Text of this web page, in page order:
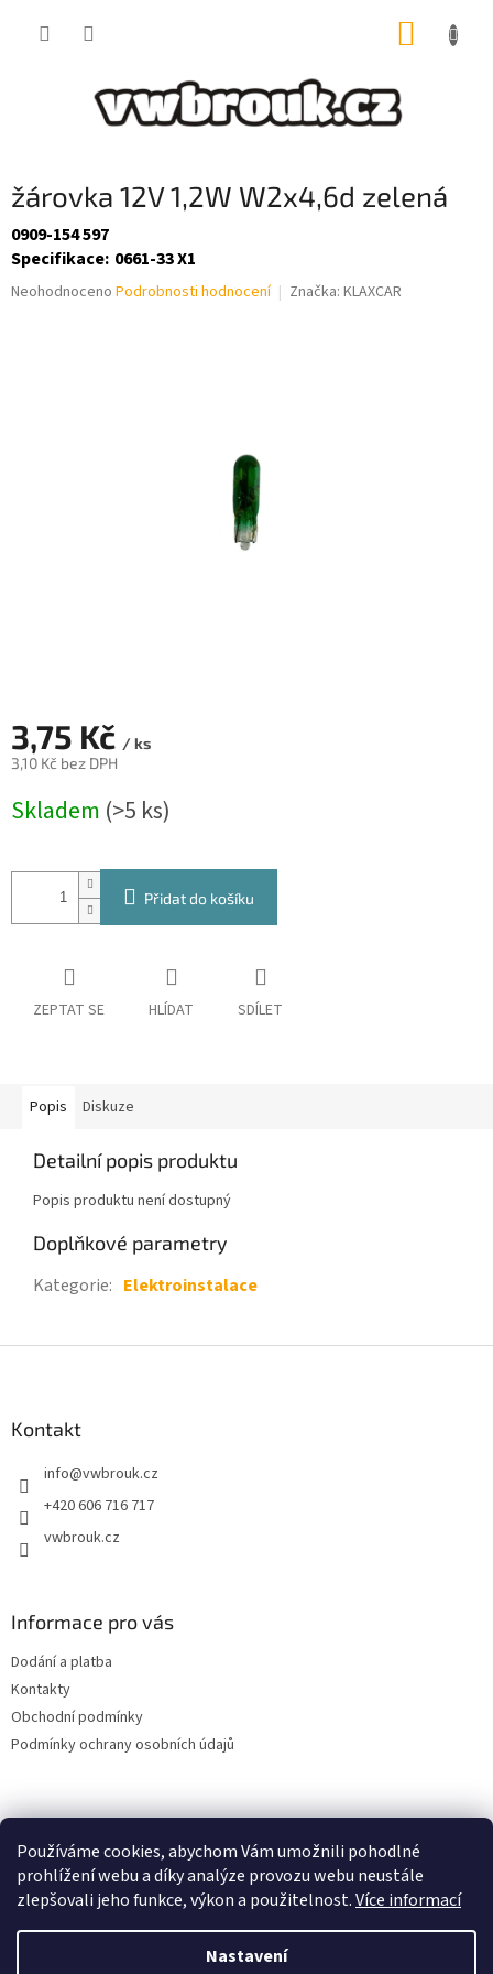
Používáme cookies, abychom Vám umožnili pohodlné
prohlížení webu a díky analýze provozu webu neustále
zlepšovali jeho funkce, výkon a použitelnost.Více informací
Nastavení
žárovka 12V 1,2W W2x4,6d zelená
0909-154 597
Specifikace: 0661-33 X1
Průměrné
Neohodnoceno Podrobnosti hodnocení Značka: KLAXCAR
3,75 Kč / ks
3,10 Kč bez DPH
cena:
Skladem (>5 ks)
Přidat do košíku
ZEPTAT SE HLÍDAT SDÍLET
Popis Diskuze
Detailní popis produktu
Popis produktu není dostupný
Doplňkové parametry
Kategorie: Elektroinstalace
Kontakt
info@vwbrouk.cz
+420 606 716 717
vwbrouk.cz
Informace pro vás
Dodání a platba
Kontakty
Obchodní podmínky
Podmínky ochrany osobních údajů
Vytvořil Shoptet